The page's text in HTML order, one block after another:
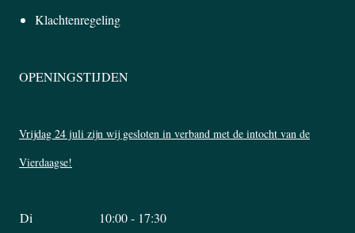
Klachtenregeling
OPENINGSTIJDEN
Vrijdag 24 juli zijn wij gesloten in verband met de intocht van de
Vierdaagse!
Di
10:00 - 17:30